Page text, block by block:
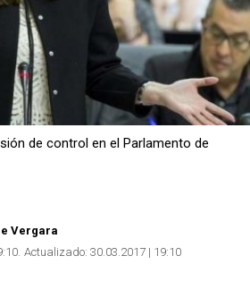
de control en el Parlamento de
Vergara
Actualizado: 30.03.2017 | 19:10